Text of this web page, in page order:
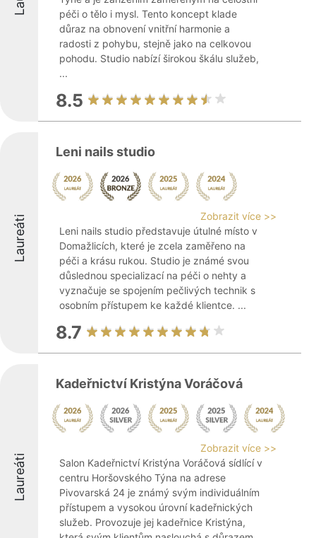
péči o tělo i mysl. Tento koncept klade
důraz na obnovení vnitřní harmonie a
radosti z pohybu, stejně jako na celkovou
pohodu. Studio nabízí širokou škálu služeb,
...
8.5
Laureáti
Leni nails studio
Zobrazit více >>
Leni nails studio představuje útulné místo v
Domažlicích, které je zcela zaměřeno na
péči a krásu rukou. Studio je známé svou
důslednou specializací na péči o nehty a
vyznačuje se spojením pečlivých technik s
osobním přístupem ke každé klientce. ...
8.7
Laureáti
Kadeřnictví Kristýna Voráčová
Zobrazit více >>
Salon Kadeřnictví Kristýna Voráčová sídlící v
centru Horšovského Týna na adrese
Pivovarská 24 je známý svým individuálním
přístupem a vysokou úrovní kadeřnických
služeb. Provozuje jej kadeřnice Kristýna,